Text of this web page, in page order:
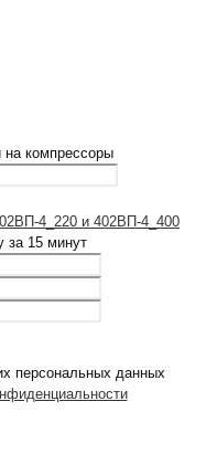
на компрессоры
4_220 и 402ВП-4_400
за 15 минут
персональных данных